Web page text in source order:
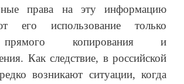
права на эту информацию
его использование только
копирования и
Как следствие, в российской
возникают ситуации, когда